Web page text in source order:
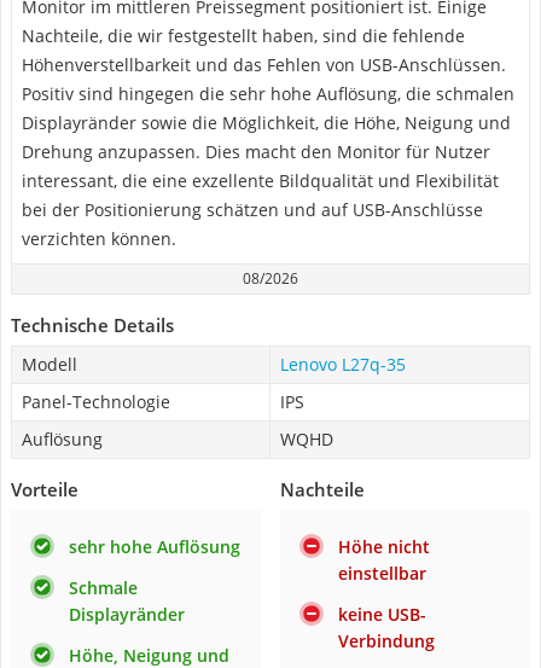
Monitor im mittleren Preissegment positioniert ist. Einige
Nachteile, die wir festgestellt haben, sind die fehlende
Höhenverstellbarkeit und das Fehlen von USB-Anschlüssen.
Positiv sind hingegen die sehr hohe Auflösung, die schmalen
Displayränder sowie die Möglichkeit, die Höhe, Neigung und
Drehung anzupassen. Dies macht den Monitor für Nutzer
interessant, die eine exzellente Bildqualität und Flexibilität
bei der Positionierung schätzen und auf USB-Anschlüsse
verzichten können.
08/2026
Technische Details
Modell
Lenovo L27q-35
Panel-Technologie
IPS
Auflösung
WQHD
Vorteile
sehr hohe Auflösung
Schmale
Displayränder
Höhe, Neigung und
Nachteile
Höhe nicht
einstellbar
keine USB-
Verbindung